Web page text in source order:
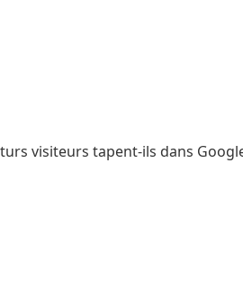
visiteurs tapent-ils dans